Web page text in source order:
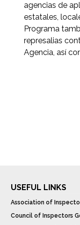
agencias de
estatales,
Programa
represalias
Agencia, así
USEFUL LINKS
Association of
Council of Inspectors